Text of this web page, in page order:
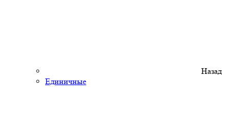
Назад
Единичные